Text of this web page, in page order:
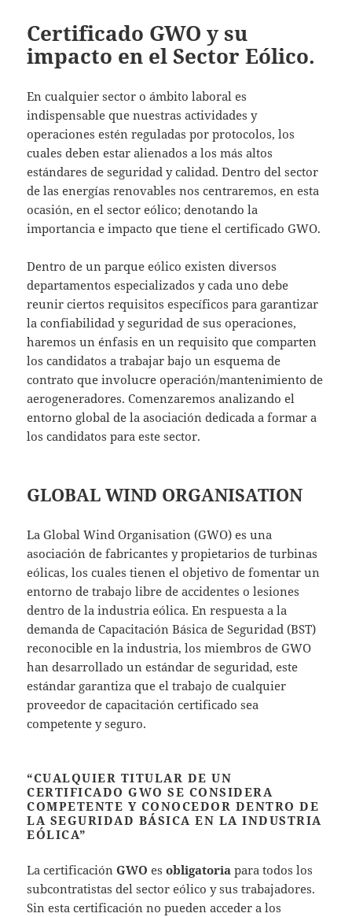
Certificado GWO y su
impacto en el Sector Eólico.
En cualquier sector o ámbito laboral es
indispensable que nuestras actividades y
operaciones estén reguladas por protocolos, los
cuales deben estar alienados a los más altos
estándares de seguridad y calidad. Dentro del sector
de las energías renovables nos centraremos, en esta
ocasión, en el sector eólico; denotando la
importancia e impacto que tiene el certificado GWO.
Dentro de un parque eólico existen diversos
departamentos especializados y cada uno debe
reunir ciertos requisitos específicos para garantizar
la confiabilidad y seguridad de sus operaciones,
haremos un énfasis en un requisito que comparten
los candidatos a trabajar bajo un esquema de
contrato que involucre operación/mantenimiento de
aerogeneradores. Comenzaremos analizando el
entorno global de la asociación dedicada a formar a
los candidatos para este sector.
GLOBAL WIND ORGANISATION
La Global Wind Organisation (GWO) es una
asociación de fabricantes y propietarios de turbinas
eólicas, los cuales tienen el objetivo de fomentar un
entorno de trabajo libre de accidentes o lesiones
dentro de la industria eólica. En respuesta a la
demanda de Capacitación Básica de Seguridad (BST)
reconocible en la industria, los miembros de GWO
han desarrollado un estándar de seguridad, este
estándar garantiza que el trabajo de cualquier
proveedor de capacitación certificado sea
competente y seguro.
“CUALQUIER TITULAR DE UN
CERTIFICADO GWO SE CONSIDERA
COMPETENTE Y CONOCEDOR DENTRO DE
LA SEGURIDAD BÁSICA EN LA INDUSTRIA
EÓLICA”
La certificaciónGWO esobligatoria para todos los
subcontratistas del sector eólico y sus trabajadores.
Sin esta certificación no pueden acceder a los